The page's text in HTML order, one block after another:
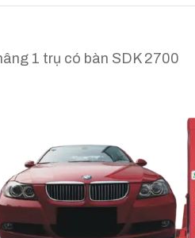
1 trụ có bàn SDK 2700